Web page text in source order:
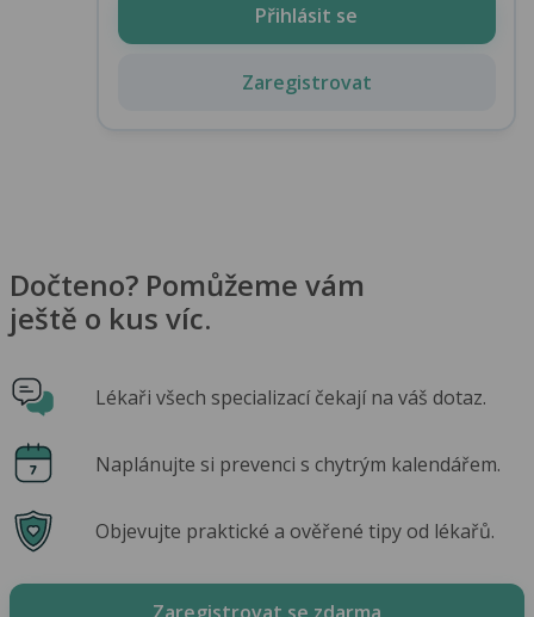
Přihlásit se
Zaregistrovat
Dočteno? Pomůžeme vám
ještě o kus víc.
Lékaři všech specializací čekají na váš dotaz.
Naplánujte si prevenci s chytrým kalendářem.
Objevujte praktické a ověřené tipy od lékařů.